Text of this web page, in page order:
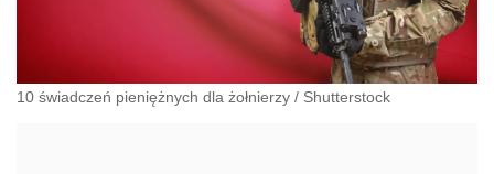
10 świadczeń pieniężnych dla żołnierzy / Shutterstock